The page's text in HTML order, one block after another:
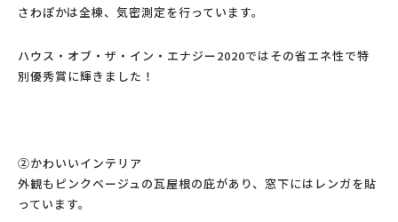
さわぽかは全棟、気密測定を行っています。
ハウス・オブ・ザ・イン・エナジー2020ではその省エネ性で特
別優秀賞に輝きました！
②かわいいインテリア
外観もピンクベージュの瓦屋根の庇があり、窓下にはレンガを貼
っています。